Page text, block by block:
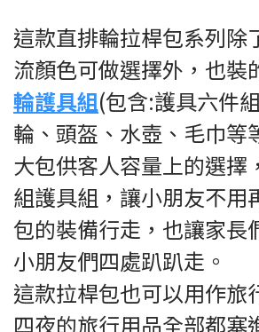
這款直排輪拉桿包系列除
流顏色可做選擇外，也裝
輪護具組(包含:護具六件
輪、頭盔、水壺、毛巾等
大包供客人容量上的選擇
組護具組，讓小朋友不用
包的裝備行走，也讓家長
小朋友們四處趴趴走。
這款拉桿包也可以用作旅
四夜的旅行用品全部都塞